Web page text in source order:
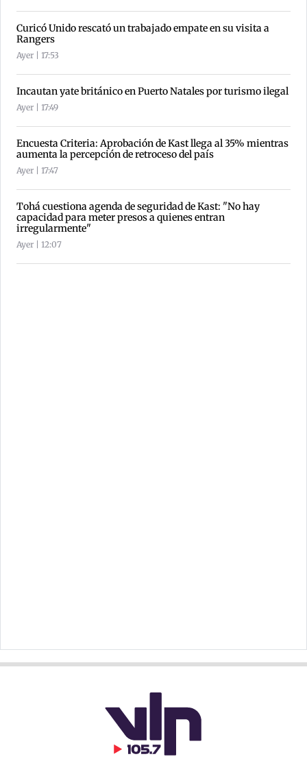
Curicó Unido rescató un trabajado empate en su visita a
Rangers
Ayer | 17:53
Incautan yate británico en Puerto Natales por turismo ilegal
Ayer | 17:49
Encuesta Criteria: Aprobación de Kast llega al 35% mientras
aumenta la percepción de retroceso del país
Ayer | 17:47
Tohá cuestiona agenda de seguridad de Kast: "No hay
capacidad para meter presos a quienes entran
irregularmente"
Ayer | 12:07